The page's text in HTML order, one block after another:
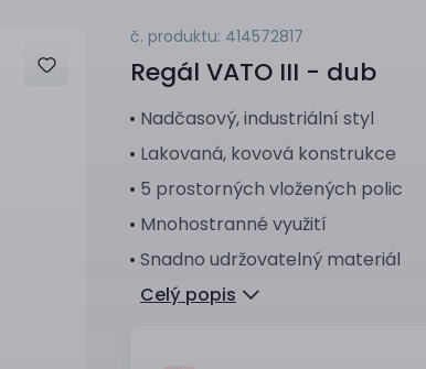
č. produktu: 414572817
Regál VATO III - dub
Nadčasový, industriální styl
Lakovaná, kovová konstrukce
5 prostorných vložených polic
Mnohostranné využití
Snadno udržovatelný materiál
Celý popis